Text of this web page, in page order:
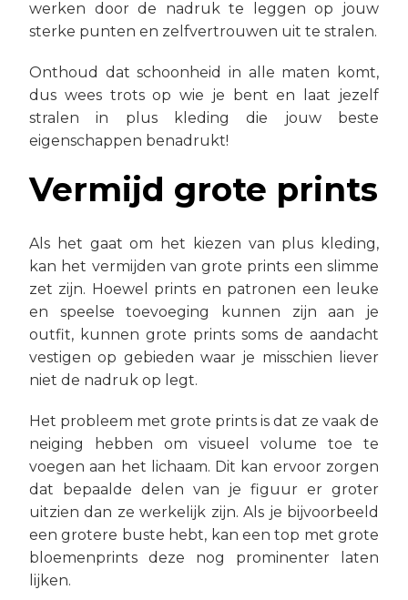
werken door de nadruk te leggen op jouw
sterke punten en zelfvertrouwen uit te stralen.
Onthoud dat schoonheid in alle maten komt,
dus wees trots op wie je bent en laat jezelf
stralen in plus kleding die jouw beste
eigenschappen benadrukt!
Vermijd grote prints
Als het gaat om het kiezen van plus kleding,
kan het vermijden van grote prints een slimme
zet zijn. Hoewel prints en patronen een leuke
en speelse toevoeging kunnen zijn aan je
outfit, kunnen grote prints soms de aandacht
vestigen op gebieden waar je misschien liever
niet de nadruk op legt.
Het probleem met grote prints is dat ze vaak de
neiging hebben om visueel volume toe te
voegen aan het lichaam. Dit kan ervoor zorgen
dat bepaalde delen van je figuur er groter
uitzien dan ze werkelijk zijn. Als je bijvoorbeeld
een grotere buste hebt, kan een top met grote
bloemenprints deze nog prominenter laten
lijken.